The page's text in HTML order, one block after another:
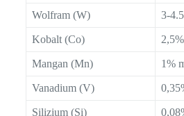
Wolfram (W) 3-
Kobalt (Co)
Mangan (Mn) 1%
Vanadium (V)
Silizium (Si)